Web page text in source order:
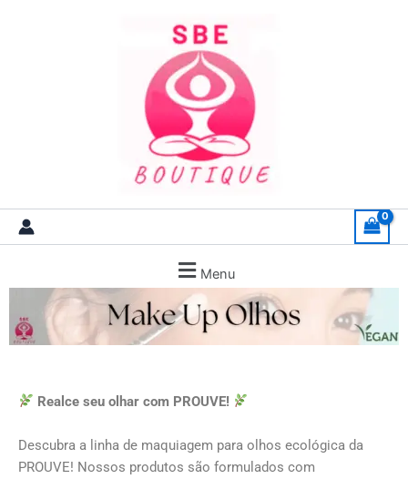
Menu
Realce seu olhar com PROUVE!
Descubra a linha de maquiagem para olhos ecológica da
PROUVE! Nossos produtos são formulados com